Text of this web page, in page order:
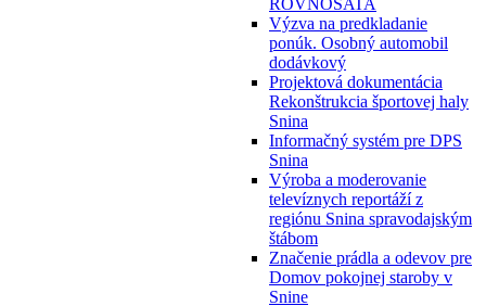
ROVNOŠATA
Výzva na predkladanie
ponúk. Osobný automobil
dodávkový
Projektová dokumentácia
Rekonštrukcia športovej haly
Snina
Informačný systém pre DPS
Snina
Výroba a moderovanie
televíznych reportáží z
regiónu Snina spravodajským
štábom
Značenie prádla a odevov pre
Domov pokojnej staroby v
Snine